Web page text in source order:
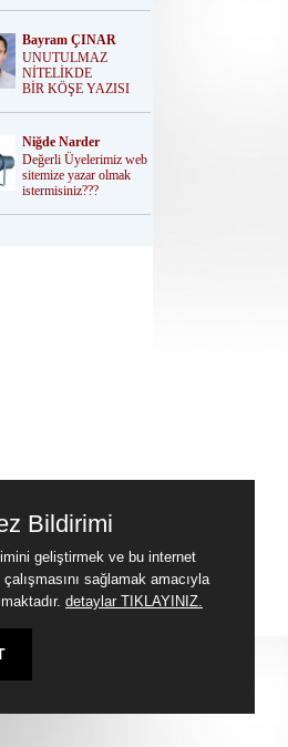
Bayram ÇINAR
UNUTULMAZ
NİTELİKDE
BİR KÖŞE YAZISI
Niğde Narder
Değerli Üyelerimiz web
sitemize yazar olmak
istermisiniz???
Bildirimi
geliştirmek ve bu internet
sağlamak amacıyla
detaylar TIKLAYINIZ.